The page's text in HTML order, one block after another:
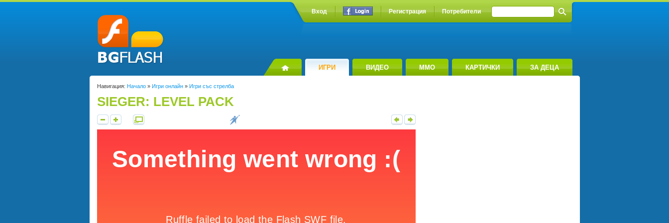
Вход Регистрация Потребители
ИГРИ ВИДЕО MMO КАРТИЧКИ ЗА ДЕЦА
Навигация: Начало» Игри онлайн» Игри със стрелба
SIEGER: LEVEL PACK